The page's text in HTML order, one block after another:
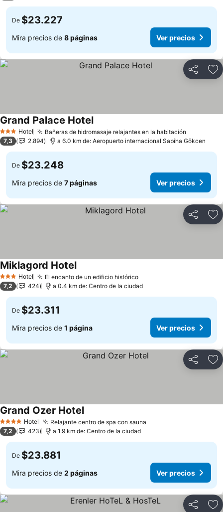
De $23.227
Mira precios de 8 páginas Ver precios
Compartir
3 Estrellas
Hotel Bañeras de hidromasaje relajantes en la habitación
Grand Palace Hotel
7,3 2.894 a 6.0 km de: Aeropuerto internacional Sabiha Gökcen
De $23.248
Mira precios de 7 páginas Ver precios
Compartir
3 Estrellas
Hotel El encanto de un edificio histórico
Miklagord Hotel
7,2 424 a 0.4 km de: Centro de la ciudad
De $23.311
Mira precios de 1 página Ver precios
Compartir
4 EstrellasHotel Relajante centro de spa con sauna
Grand Ozer Hotel
7,2 423 a 1.9 km de: Centro de la ciudad
De $23.881
Mira precios de 2 páginas Ver precios
Compartir